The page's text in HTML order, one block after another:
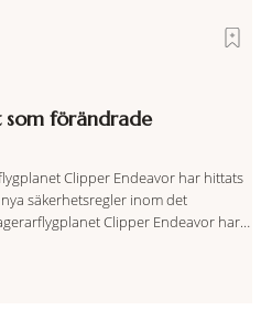
är att fler människor ska kunna
som förändrade
Clipper Endeavor har hittats
säkerhetsregler inom det
Clipper Endeavor har